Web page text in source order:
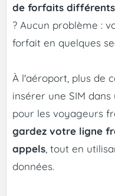
de forfaits différents
? Aucun problème :
forfait en quelques
À l'aéroport, plus de
insérer une SIM
pour les voyageurs
gardez votre ligne
appels , tout en
données.